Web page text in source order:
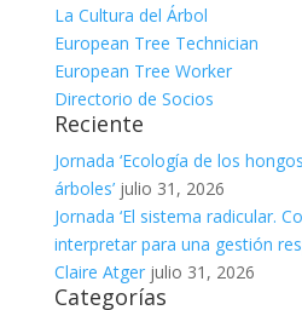
La Cultura del Árbol
European Tree Technician
European Tree Worker
Directorio de Socios
Reciente
Jornada ‘Ecología de los
árboles’ julio 31, 2026
Jornada ‘El sistema radicular.
interpretar para una gestión
Claire Atger julio 31, 2026
Categorías